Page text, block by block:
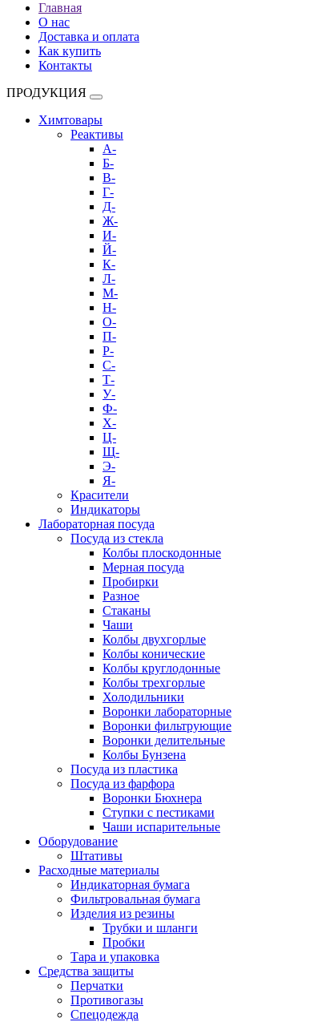
Главная
О нас
Доставка и оплата
Как купить
Контакты
ПРОДУКЦИЯ
Химтовары
Реактивы
А-
Б-
В-
Г-
Д-
Ж-
И-
Й-
К-
Л-
М-
Н-
О-
П-
Р-
С-
Т-
У-
Ф-
Х-
Ц-
Щ-
Э-
Я-
Красители
Индикаторы
Лабораторная посуда
Посуда из стекла
Колбы плоскодонные
Мерная посуда
Пробирки
Разное
Стаканы
Чаши
Колбы двухгорлые
Колбы конические
Колбы круглодонные
Колбы трехгорлые
Холодильники
Воронки лабораторные
Воронки фильтрующие
Воронки делительные
Колбы Бунзена
Посуда из пластика
Посуда из фарфора
Воронки Бюхнера
Ступки с пестиками
Чаши испарительные
Оборудование
Штативы
Расходные материалы
Индикаторная бумага
Фильтровальная бумага
Изделия из резины
Трубки и шланги
Пробки
Тара и упаковка
Средства защиты
Перчатки
Противогазы
Спецодежда